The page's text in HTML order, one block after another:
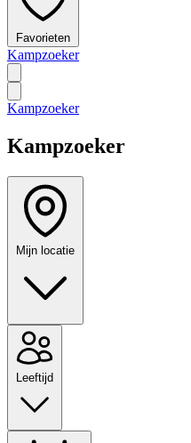
Favorieten
Kampzoeker
Kampzoeker
Kampzoeker
Mijn locatie
Leeftijd